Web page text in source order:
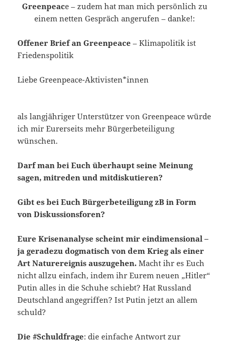
Greenpeace – zudem hat man mich persönlich zu
einem netten Gespräch angerufen – danke!:
Offener Brief an Greenpeace – Klimapolitik ist
Friedenspolitik
Liebe Greenpeace-Aktivisten*innen
als langjähriger Unterstützer von Greenpeace würde
ich mir Eurerseits mehr Bürgerbeteiligung
wünschen.
Darf man bei Euch überhaupt seine Meinung
sagen, mitreden und mitdiskutieren?
Gibt es bei Euch Bürgerbeteiligung zB in Form
von Diskussionsforen?
Eure Krisenanalyse scheint mir eindimensional –
ja geradezu dogmatisch von dem Krieg als einer
Art Naturereignis auszugehen. Macht ihr es Euch
nicht allzu einfach, indem ihr Eurem neuen „Hitler“
Putin alles in die Schuhe schiebt? Hat Russland
Deutschland angegriffen? Ist Putin jetzt an allem
schuld?
Die #Schuldfrage: die einfache Antwort zur